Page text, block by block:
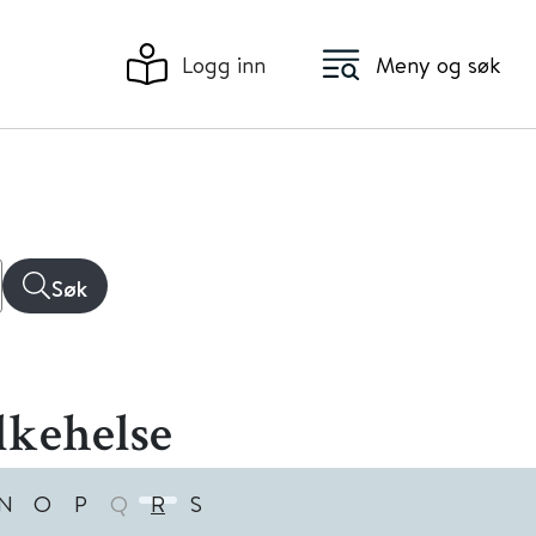
Logg inn Meny og søk
Søk
O P Q R S